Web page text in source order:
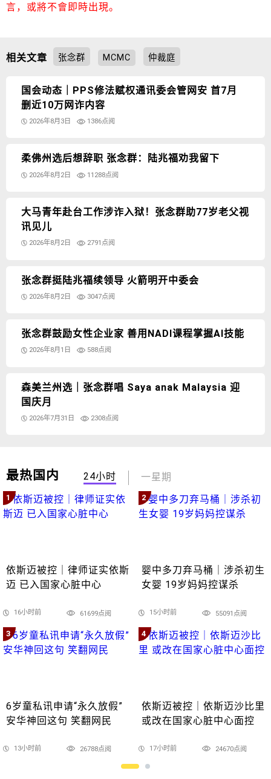
言，或將不會即時出現。
相关文章 张念群 MCMC 仲裁庭
国会动态｜PPS修法赋权通讯委会管网安 首7月
删近10万网诈内容
2026年8月3日 1386点阅
柔佛州选后想辞职 张念群：陆兆福劝我留下
2026年8月2日 11288点阅
大马青年赴台工作涉诈入狱！张念群助77岁老父视
讯见儿
2026年8月2日 2791点阅
张念群挺陆兆福续领导 火箭明开中委会
2026年8月2日 3047点阅
张念群鼓励女性企业家 善用NADI课程掌握AI技能
2026年8月1日 588点阅
森美兰州选｜张念群唱 Saya anak Malaysia 迎
国庆月
2026年7月31日 2308点阅
最热国内 24小时 一星期
1
依斯迈被控｜律师证实依斯
迈 已入国家心脏中心
16小时前 61699点阅
2
婴中多刀弃马桶｜涉杀初生
女婴 19岁妈妈控谋杀
15小时前 55091点阅
3
6岁童私讯申请“永久放假”
安华神回这句 笑翻网民
13小时前 26788点阅
4
依斯迈被控｜依斯迈沙比里
或改在国家心脏中心面控
17小时前 24670点阅